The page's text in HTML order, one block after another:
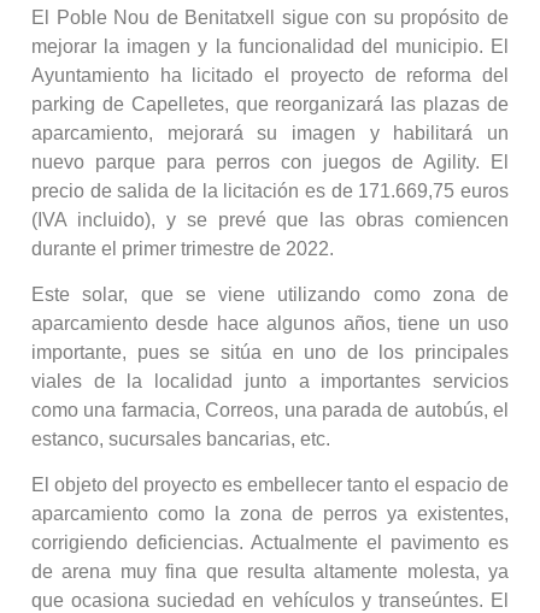
El Poble Nou de Benitatxell sigue con su propósito de
mejorar la imagen y la funcionalidad del municipio. El
Ayuntamiento ha licitado el proyecto de reforma del
parking de Capelletes, que reorganizará las plazas de
aparcamiento, mejorará su imagen y habilitará un
nuevo parque para perros con juegos de Agility. El
precio de salida de la licitación es de 171.669,75 euros
(IVA incluido), y se prevé que las obras comiencen
durante el primer trimestre de 2022.
Este solar, que se viene utilizando como zona de
aparcamiento desde hace algunos años, tiene un uso
importante, pues se sitúa en uno de los principales
viales de la localidad junto a importantes servicios
como una farmacia, Correos, una parada de autobús, el
estanco, sucursales bancarias, etc.
El objeto del proyecto es embellecer tanto el espacio de
aparcamiento como la zona de perros ya existentes,
corrigiendo deficiencias. Actualmente el pavimento es
de arena muy fina que resulta altamente molesta, ya
que ocasiona suciedad en vehículos y transeúntes. El